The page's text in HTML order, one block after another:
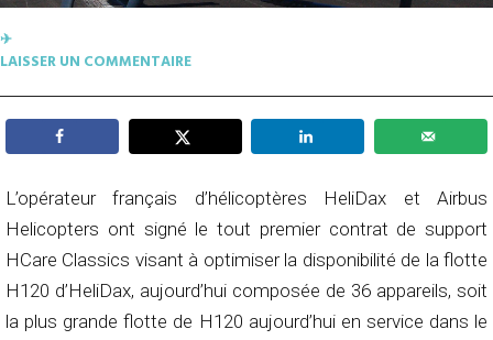
✈︎
LAISSER UN COMMENTAIRE
L’opérateur français d’hélicoptères HeliDax et Airbus
Helicopters ont signé le tout premier contrat de support
HCare Classics visant à optimiser la disponibilité de la flotte
H120 d’HeliDax, aujourd’hui composée de 36 appareils, soit
la plus grande flotte de H120 aujourd’hui en service dans le